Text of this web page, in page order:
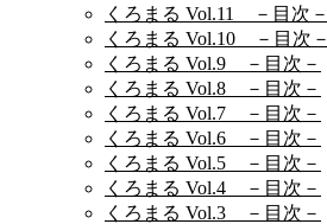
くろまる Vol.11 －目次－
くろまる Vol.10 －目次－
くろまる Vol.9 －目次－
くろまる Vol.8 －目次－
くろまる Vol.7 －目次－
くろまる Vol.6 －目次－
くろまる Vol.5 －目次－
くろまる Vol.4 －目次－
くろまる Vol.3 －目次－